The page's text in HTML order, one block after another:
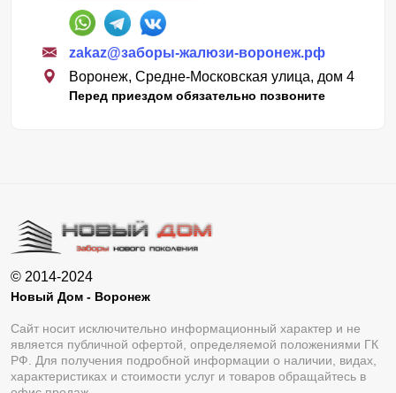
zakaz@заборы-жалюзи-воронеж.рф
Воронеж, Средне-Московская улица, дом 4
Перед приездом обязательно позвоните
© 2014-2024
Новый Дом - Воронеж
Сайт носит исключительно информационный характер и не
является публичной офертой, определяемой положениями ГК
РФ. Для получения подробной информации о наличии, видах,
характеристиках и стоимости услуг и товаров обращайтесь в